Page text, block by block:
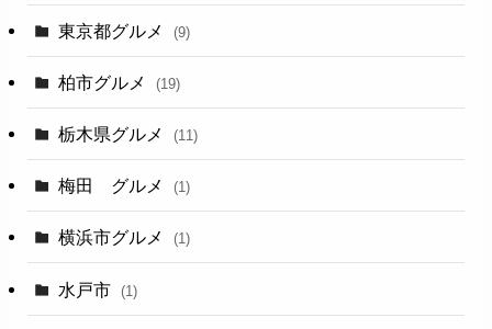
東京都グルメ (9)
柏市グルメ (19)
栃木県グルメ (11)
梅田 グルメ (1)
横浜市グルメ (1)
水戸市 (1)